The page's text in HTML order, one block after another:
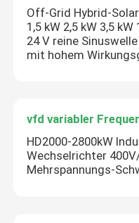
Off-Grid Hybrid-
1,5 kW 2,5 kW 3,5 kW
24 V reine
mit hohem
vfd variabler
HD2000-2800kW
Wechselrichter
Mehrspannungs-